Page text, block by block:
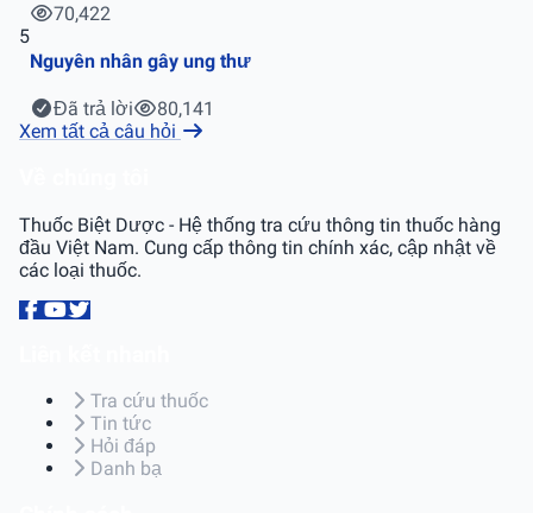
70,422
5
Nguyên nhân gây ung thư
Đã trả lời
80,141
Xem tất cả câu hỏi
Thuốc Biệt Dược - Hệ thống tra cứu thông tin thuốc hàng
đầu Việt Nam. Cung cấp thông tin chính xác, cập nhật về
các loại thuốc.
Tra cứu thuốc
Tin tức
Hỏi đáp
Danh bạ